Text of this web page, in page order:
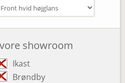
showroom
Ikast
Brøndby